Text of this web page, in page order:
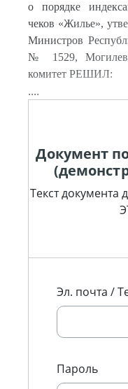
о порядке
чеков «Жилье»,
Министров
№ 1529,
комитет РЕШИЛ:
....
Документ
Текст документа
Эл. почта /
Пароль